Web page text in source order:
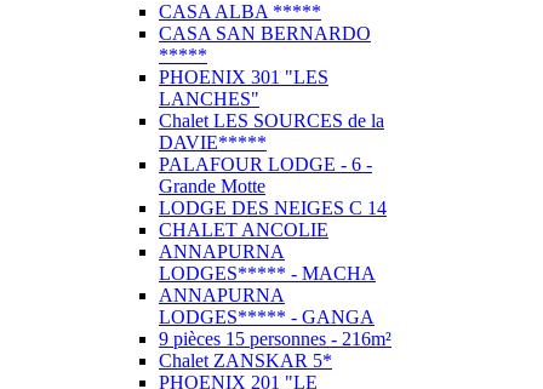
CASA ALBA *****
CASA SAN BERNARDO
*****
PHOENIX 301 "LES
LANCHES"
Chalet LES SOURCES de la
DAVIE*****
PALAFOUR LODGE - 6 -
Grande Motte
LODGE DES NEIGES C 14
CHALET ANCOLIE
ANNAPURNA
LODGES***** - MACHA
ANNAPURNA
LODGES***** - GANGA
9 pièces 15 personnes - 216m²
Chalet ZANSKAR 5*
PHOENIX 201 "LE